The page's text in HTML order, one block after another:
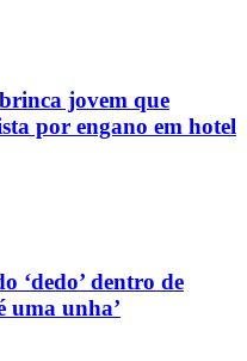
jovem que
por engano em hotel
‘dedo’ dentro de
uma unha’